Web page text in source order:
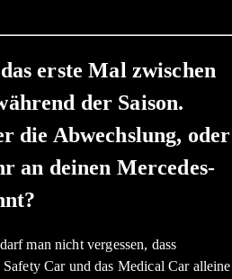
erste Mal zwischen
der Saison.
die Abwechslung, oder
an deinen Mercedes-
man nicht vergessen, dass
Car und das Medical Car alleine